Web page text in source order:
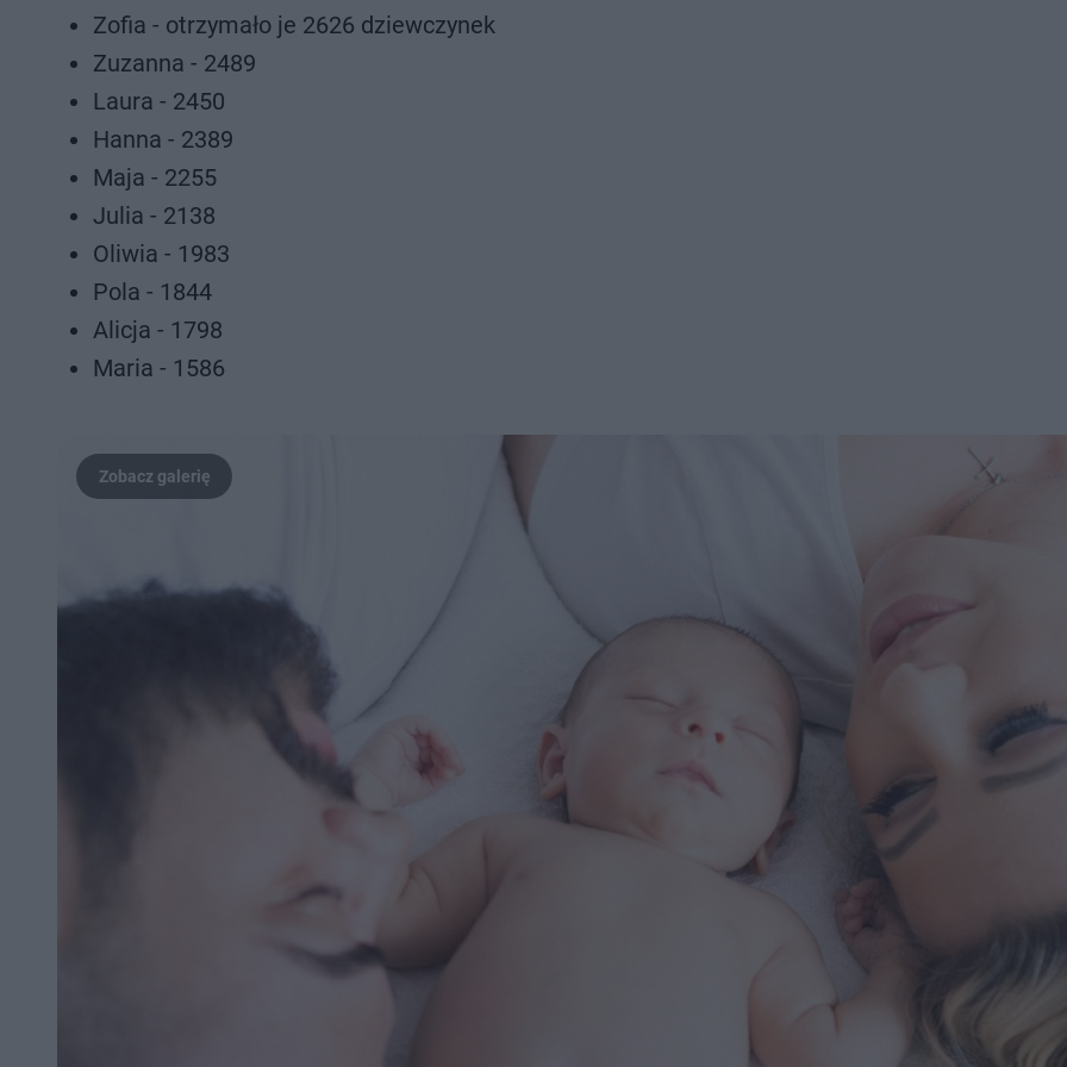
Zofia - otrzymało je 2626 dziewczynek
Zuzanna - 2489
Laura - 2450
Hanna - 2389
Maja - 2255
Julia - 2138
Oliwia - 1983
Pola - 1844
Alicja - 1798
Maria - 1586